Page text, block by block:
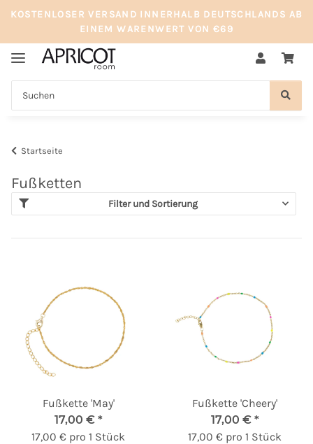
KOSTENLOSER VERSAND INNERHALB DEUTSCHLANDS AB
EINEM WARENWERT VON €69
Startseite
Fußketten
Filter und Sortierung
Fußkette 'May'
17,00 € *
17,00 € pro 1 Stück
Fußkette 'Cheery'
17,00 € *
17,00 € pro 1 Stück